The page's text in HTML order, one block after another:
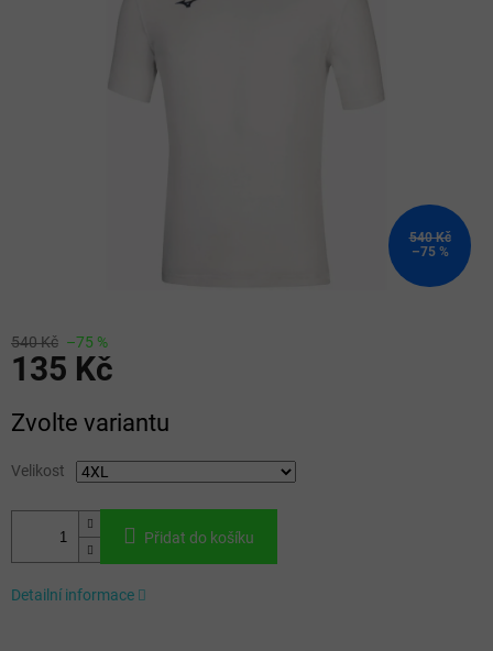
540 Kč
–75 %
540 Kč –75 %
135 Kč
cena:
Zvolte variantu
Velikost
Přidat do košíku
Detailní informace